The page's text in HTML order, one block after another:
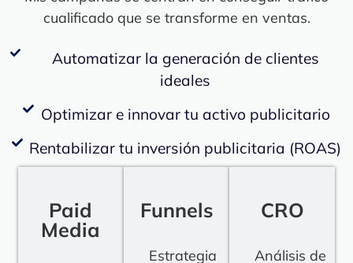
cualificado que se transforme en ventas.
Automatizar la generación de clientes
ideales
Optimizar e innovar tu activo publicitario
Rentabilizar tu inversión publicitaria (ROAS)
Paid
Media
Funnels
Estrategia
CRO
Análisis de